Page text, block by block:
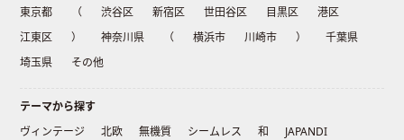
東京都 （ 渋谷区 新宿区 世田谷区 目黒区
港区
江東区
） 神奈川県 （ 横浜市 川崎市 ）
千葉県
埼玉県
その他
テーマから探す
ヴィンテージ
北欧 無機質 シームレス 和
JAPANDI